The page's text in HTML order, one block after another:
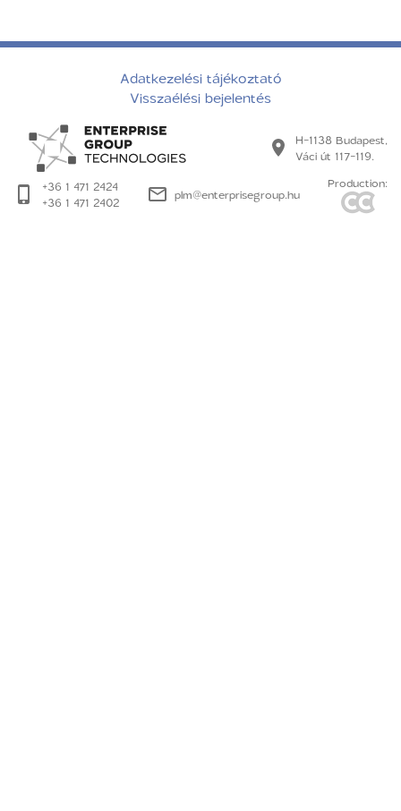
Adatkezelési tájékoztató
Visszaélési bejelentés
H-1138 Budapest,
Váci út 117-119.
+36 1 471 2424
+36 1 471 2402
plm@enterprisegroup.hu
Production: